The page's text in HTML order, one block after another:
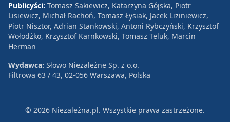
Publicyści: Tomasz Sakiewicz, Katarzyna Gójska, Piotr
Lisiewicz, Michał Rachoń, Tomasz Łysiak, Jacek Liziniewicz,
Piotr Nisztor, Adrian Stankowski, Antoni Rybczyński, Krzysztof
Wołodźko, Krzysztof Karnkowski, Tomasz Teluk, Marcin
Herman
Wydawca: Słowo Niezależne Sp. z o.o.
Filtrowa 63 / 43, 02-056 Warszawa, Polska
© 2026 Niezależna.pl. Wszystkie prawa zastrzeżone.